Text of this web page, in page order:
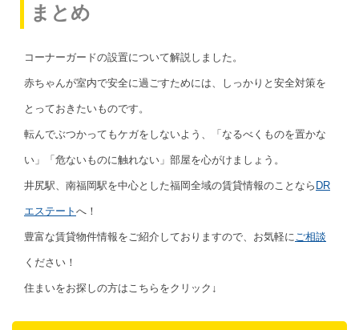
まとめ
コーナーガードの設置について解説しました。
赤ちゃんが室内で安全に過ごすためには、しっかりと安全対策を
とっておきたいものです。
転んでぶつかってもケガをしないよう、「なるべくものを置かな
い」「危ないものに触れない」部屋を心がけましょう。
井尻駅、南福岡駅を中心とした福岡全域の賃貸情報のことなら DR
エステート へ！
豊富な賃貸物件情報をご紹介しておりますので、お気軽に ご相談
ください！
住まいをお探しの方はこちらをクリック↓